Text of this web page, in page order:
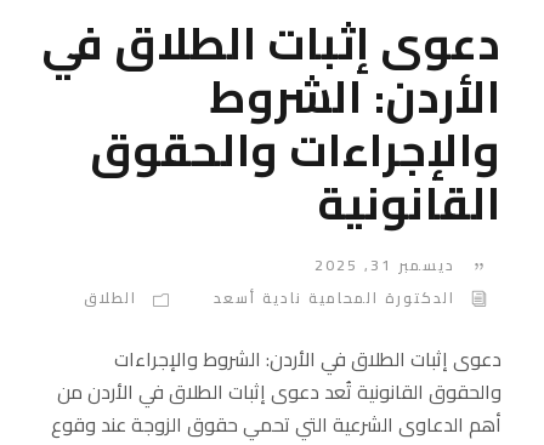
دعوى إثبات الطلاق في
الأردن: الشروط
والإجراءات والحقوق
القانونية
ديسمبر 31, 2025
الدكتورة المحامية نادية أسعد
الطلاق
دعوى إثبات الطلاق في الأردن: الشروط والإجراءات
والحقوق القانونية تُعد دعوى إثبات الطلاق في الأردن من
أهم الدعاوى الشرعية التي تحمي حقوق الزوجة عند وقوع